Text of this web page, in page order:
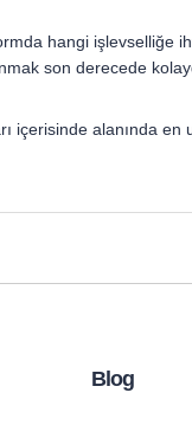
hangi işlevselliğe
son derecede
içerisinde alanında
Blog